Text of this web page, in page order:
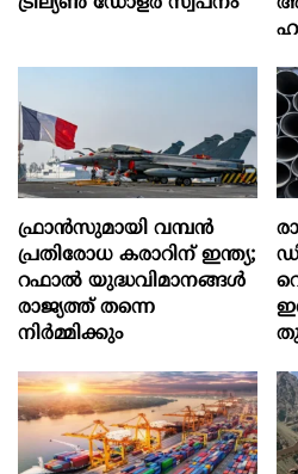
ഫ്രാൻസുമായി വമ്പന്‍
പ്രതിരോധ കരാറിന് ഇന്ത്യ;
റഫാല്‍ യുദ്ധവിമാനങ്ങള്‍
രാജ്യത്ത് തന്നെ
നിര്‍മ്മിക്കും